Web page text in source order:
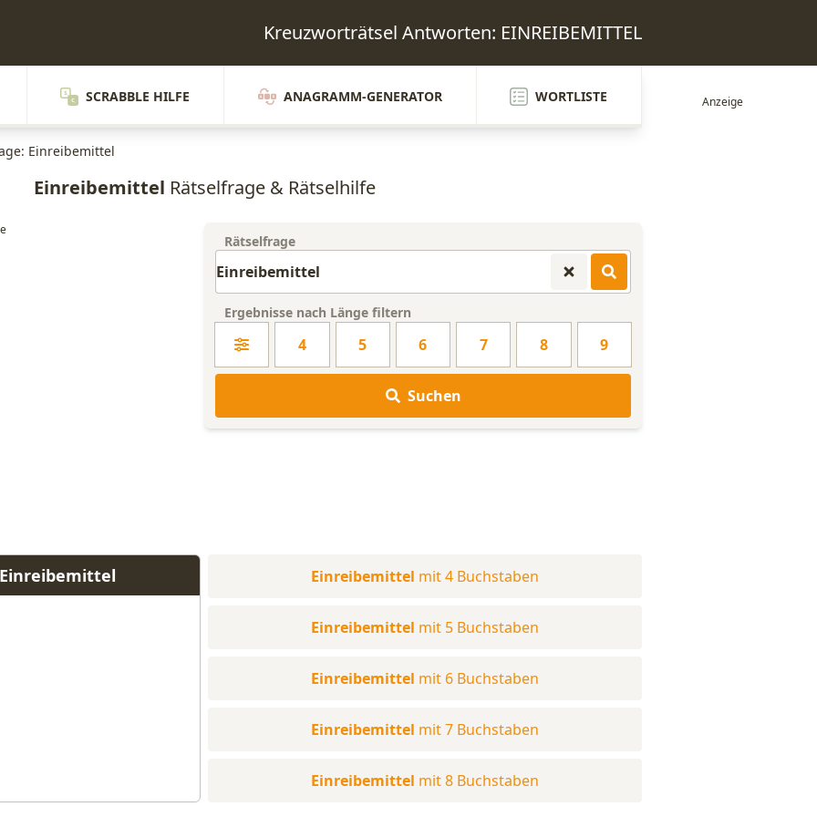
Kreuzworträtsel Antworten: EINREIBEMITTEL
SCRABBLE HILFE ANAGRAMM-GENERATOR WORTLISTE
Einreibemittel
Einreibemittel Rätselfrage & Rätselhilfe
Rätselfrage
Ergebnisse nach Länge filtern
4 5 6 7 8 9
Suchen
Einreibemittel mit 4 Buchstaben
Einreibemittel mit 5 Buchstaben
Einreibemittel mit 6 Buchstaben
Einreibemittel mit 7 Buchstaben
Einreibemittel mit 8 Buchstaben